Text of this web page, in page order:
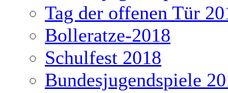
Tag der offenen Tür
Bolleratze-2018
Schulfest 2018
Bundesjugendspiele